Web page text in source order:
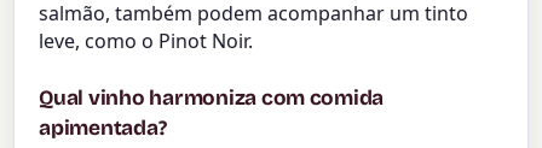
salmão, também podem acompanhar um tinto
leve, como o Pinot Noir.
Qual vinho harmoniza com comida
apimentada?